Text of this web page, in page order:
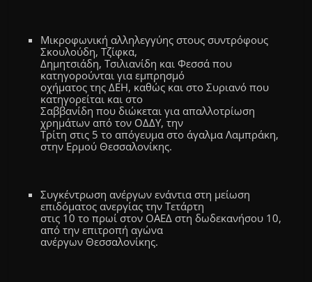
Μικροφωνική αλληλεγγύης στους συντρόφους
Σκουλούδη, Τζίφκα,
Δημητσιάδη, Τσιλιανίδη και Φεσσά που
κατηγορούνται για εμπρησμό
οχήματος της ΔΕΗ, καθώς και στο Συριανό που
κατηγορείται και στο
Σαββανίδη που διώκεται για απαλλοτρίωση
χρημάτων από τον ΟΔΔΥ, την
Τρίτη στις 5 το απόγευμα στο άγαλμα Λαμπράκη,
στην Ερμού Θεσσαλονίκης.
Συγκέντρωση ανέργων ενάντια στη μείωση
επιδόματος ανεργίας την Τετάρτη
στις 10 το πρωί στον ΟΑΕΔ στη δωδεκανήσου 10,
από την επιτροπή αγώνα
ανέργων Θεσσαλονίκης.